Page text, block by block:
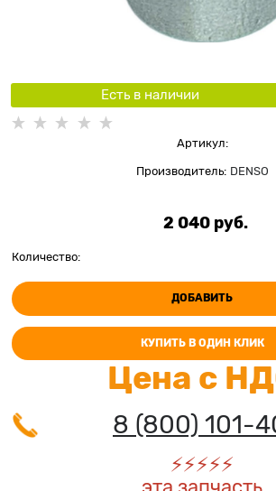
Есть в наличии
Артикул:
Производитель: DENSO
2 040 руб.
Количество:
ДОБАВИТЬ
КУПИТЬ В ОДИН КЛИК
Цена с
8 (800) 101-
⚡️⚡️⚡️⚡️⚡️